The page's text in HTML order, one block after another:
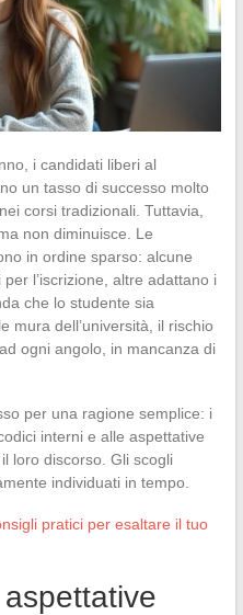
i candidati liberi al
un tasso di successo molto
corsi tradizionali. Tuttavia,
non diminuisce. Le
in ordine sparso: alcune
l’iscrizione, altre adattano i
che lo studente sia
mura dell’università, il rischio
ogni angolo, in mancanza di
per una ragione semplice: i
interni e alle aspettative
loro discorso. Gli scogli
individuati in tempo.
pratici per esaltare il tuo